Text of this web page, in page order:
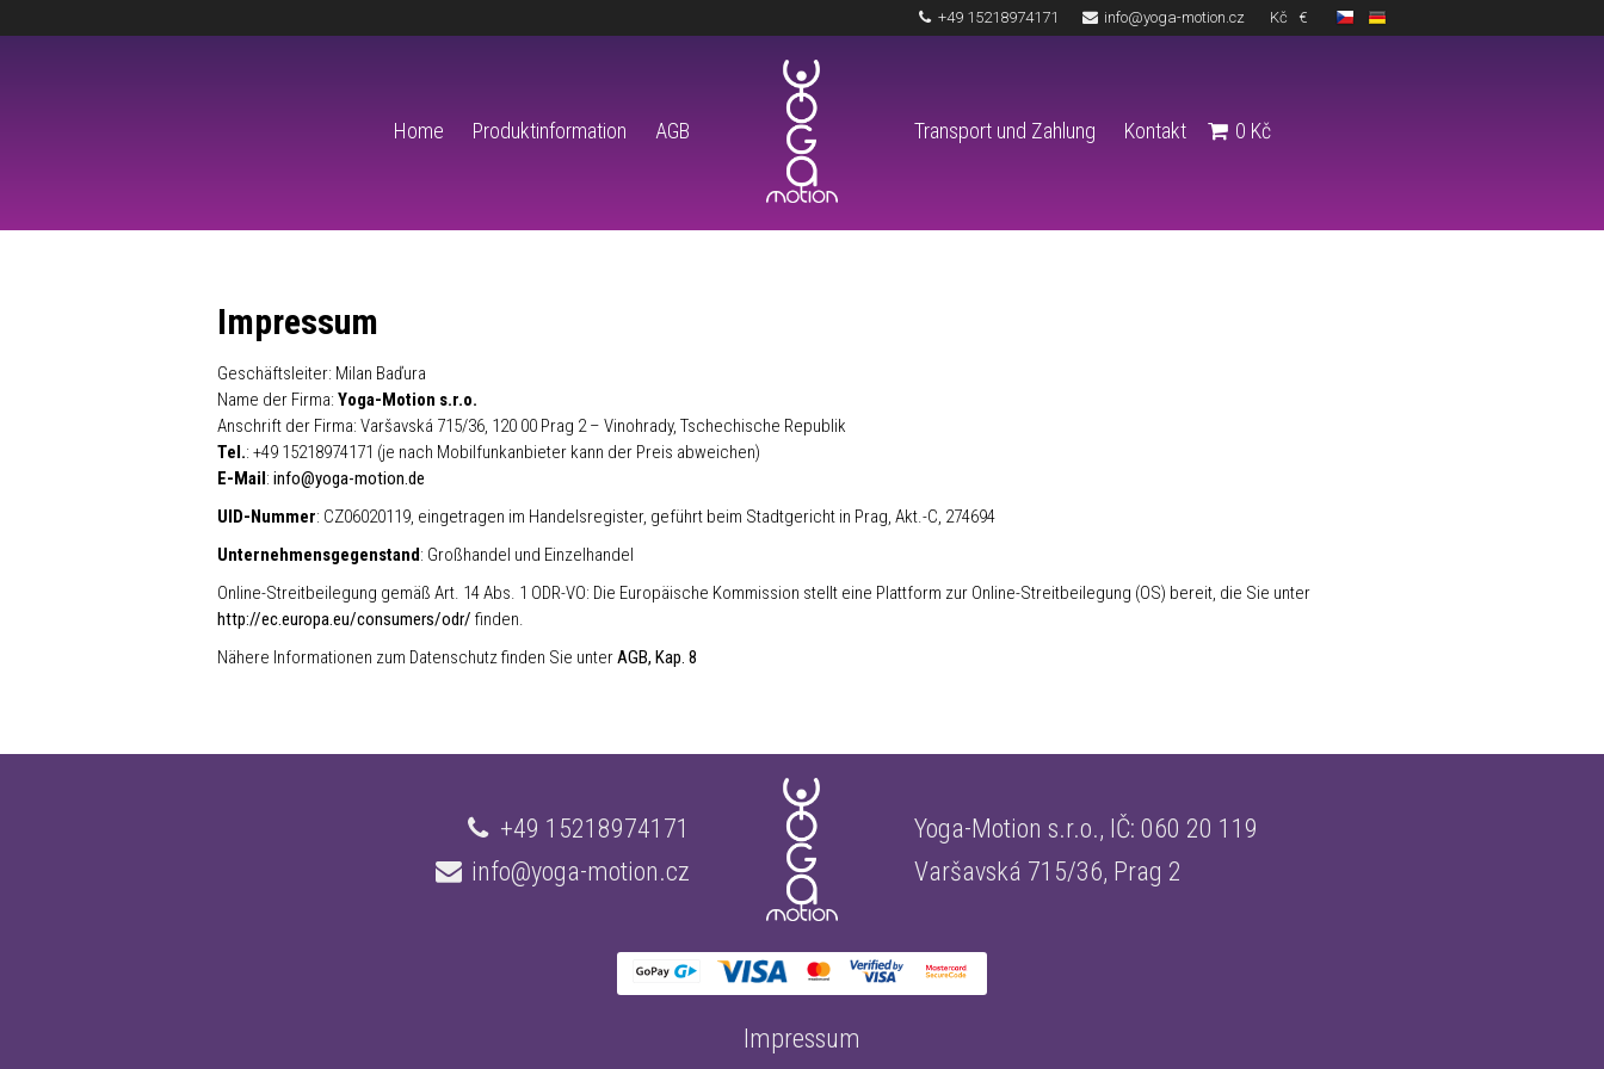
+49 15218974171 info@yoga-motion.cz Kč €
Home Produktinformation AGB Transport und Zahlung Kontakt 0 Kč
Impressum
Geschäftsleiter: Milan Baďura
Name der Firma: Yoga-Motion s.r.o.
Anschrift der Firma: Varšavská 715/36, 120 00 Prag 2 – Vinohrady, Tschechische Republik
Tel.: +49 15218974171 (je nach Mobilfunkanbieter kann der Preis abweichen)
E-Mail: info@yoga-motion.de
UID-Nummer: CZ06020119, eingetragen im Handelsregister, geführt beim Stadtgericht in Prag, Akt.-C, 274694
Unternehmensgegenstand: Großhandel und Einzelhandel
Online-Streitbeilegung gemäß Art. 14 Abs. 1 ODR-VO: Die Europäische Kommission stellt eine Plattform zur Online-Streitbeilegung (OS) bereit, die Sie unter
http://ec.europa.eu/consumers/odr/ finden.
Nähere Informationen zum Datenschutz finden Sie unterAGB, Kap. 8
+49 15218974171
info@yoga-motion.cz
Yoga-Motion s.r.o., IČ: 060 20 119
Varšavská 715/36, Prag 2
Impressum